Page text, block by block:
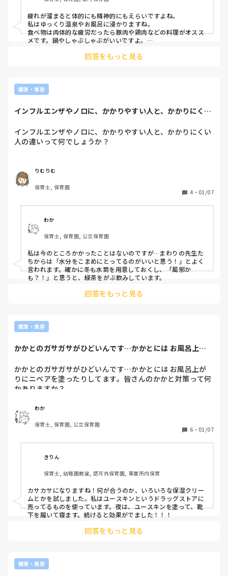
疲れが溜まると体的にも精神的にもえらいですよね。
私はゆっくり温泉やお風呂に浸かりますね。
食べ物は肉体的な疲労だったら豚肉や鶏肉などの料理がオスス
メです。鍋やしゃぶしゃぶがいいですよ。
を含む果物を一緒にとると良いです。
回答をもっと見る
健康・美容
インフルエンザやノロに、かかりやすい人と、かかりにくい
インフルエンザやノロに、かかりやすい人と、かかりにくい
人の違いって何でしょうか？
りむりむ
保育士, 保育園
4 ・ 01/07
わか
保育士, 保育園, 公立保育園
私は今のところかかったことはないのですが…まわりの先生た
ちからは「水分をこまめにとってるのがいいと思う！」とよく
言われます。確かに冬も水筒を用意しておくし、「風邪か
も？！」と思うと、緑茶をがぶ飲みしています。
回答をもっと見る
健康・美容
かかとのガサガサがひどいんです…かかとには お風呂上が
かかとのガサガサがひどいんです…かかとには お風呂上が
りにニベアを塗ったりしてます。皆さんのかかと対策って何
かありますか？
わか
保育士, 保育園, 公立保育園
6 ・ 01/07
きりん
保育士, 幼稚園教諭, 認可外保育園, 事業所内保育
カサカサになりますね！何が合うのか、いろいろな保湿クリー
ムとかを試しました。私はユースキンというドラッグストアに
売ってるものを使っています。夜は、ユースキンを塗って、靴
下を履いて寝ます。続けると効果がでました！！！
回答をもっと見る
健康・美容